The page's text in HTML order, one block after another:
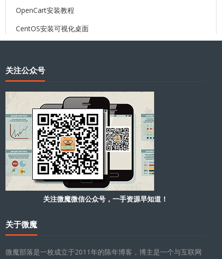
OpenCart安装教程
CentOS安装可视化桌面
关注公众号
关注微魔微信公众号，一手资源早知道！
关于微魔
微魔部落是一枚成立于2011年的陈年博客，博主是一个与互联网